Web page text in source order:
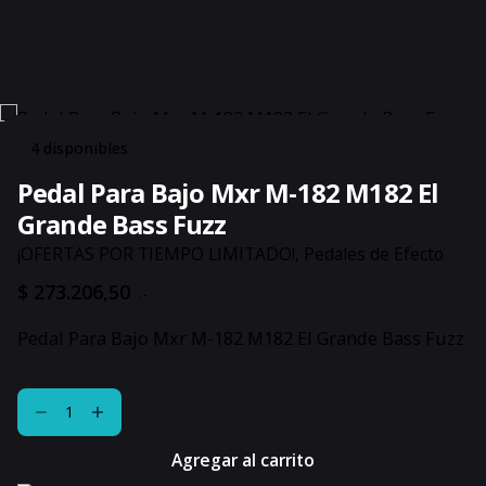
4 disponibles
Pedal Para Bajo Mxr M-182 M182 El
Grande Bass Fuzz
¡OFERTAS POR TIEMPO LIMITADO! Pedales de Efecto
$ 273.206,50 .-
Pedal Para Bajo Mxr M-182 M182 El Grande Bass Fuzz
Pedal
Para
Agregar al carrito